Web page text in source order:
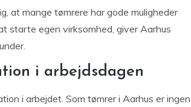
at mange tømrere har gode muligheder
starte egen virksomhed, giver Aarhus
i arbejdsdagen
i arbejdet. Som tømrer i Aarhus er ingen